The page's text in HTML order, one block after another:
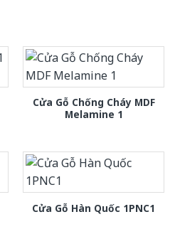
Cửa Gỗ Chống Cháy MDF
Melamine 1
Cửa Gỗ Hàn Quốc 1PNC1